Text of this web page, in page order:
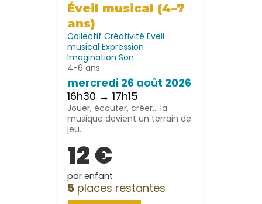
Éveil musical (4–7
ans)
Collectif Créativité Eveil
musical Expression
Imagination Son
4-6 ans
mercredi 26 août 2026
16h30 → 17h15
Jouer, écouter, créer… la
musique devient un terrain de
jeu.
12 €
par enfant
5 places restantes